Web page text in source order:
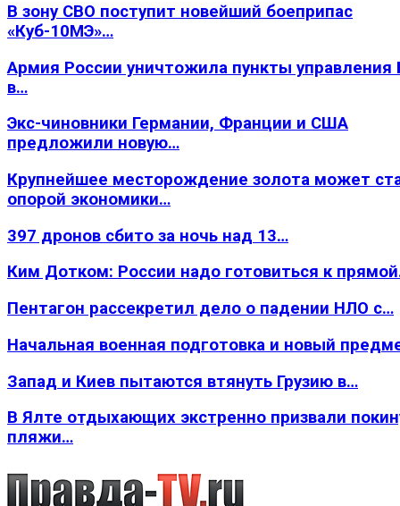
В зону СВО поступит новейший боеприпас
«Куб-10МЭ»…
Армия России уничтожила пункты
в…
Экс-чиновники Германии, Франции и США
предложили новую…
Крупнейшее месторождение золота может
опорой экономики…
397 дронов сбито за ночь над 13…
Ким Дотком: России надо готовиться к
Пентагон рассекретил дело о падении НЛО с…
Начальная военная подготовка и новый
Запад и Киев пытаются втянуть Грузию в…
В Ялте отдыхающих экстренно призвали
пляжи…